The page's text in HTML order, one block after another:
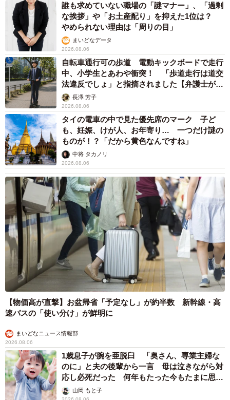
誰も求めていない職場の「謎マナー」、「過剰
な挨拶」や「お土産配り」を抑えた1位は？
やめられない理由は「周りの目」
まいどなデータ
2026.08.06
自転車通行可の歩道 電動キックボードで走行
中、小学生とあわや衝突！ 「歩道走行は道交
法違反でしょ」と指摘されました【弁護士が解
説】長澤 芳子
2026.08.06
タイの電車の中で見た優先席のマーク 子ど
も、妊娠、けが人、お年寄り… 一つだけ謎の
ものが！？「だから黄色なんですね」
中将 タカノリ
2026.08.06
【物価高が直撃】お盆帰省「予定なし」が約半数 新幹線・高
速バスの「使い分け」が鮮明に
まいどなニュース情報部
2026.08.06
1歳息子が腕を亜脱臼 「奥さん、専業主婦な
のに」と夫の後輩から一言 母は泣きながら対
応し必死だった 何年もたった今もたまに思い
出し…山岡 もと子